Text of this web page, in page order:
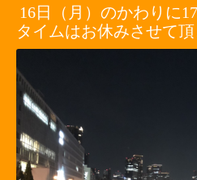
16日（月）のかわりに
タイムはお休みさせて